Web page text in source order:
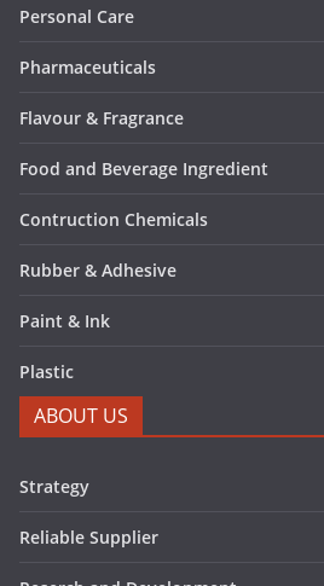
Personal Care
Pharmaceuticals
Flavour & Fragrance
Food and Beverage Ingredient
Contruction Chemicals
Rubber & Adhesive
Paint & Ink
Plastic
ABOUT US
Strategy
Reliable Supplier